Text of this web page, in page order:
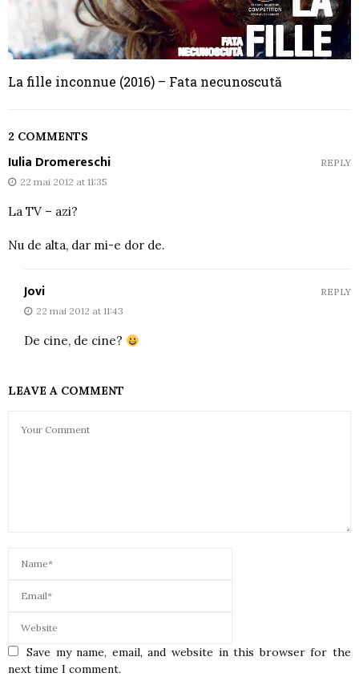
La fille inconnue (2016) – Fata necunoscută
2 COMMENTS
Iulia Dromereschi
22 mai 2012 at 11:35
La TV – azi?
Nu de alta, dar mi-e dor de.
REPLY
Jovi
22 mai 2012 at 11:43
De cine, de cine?
REPLY
LEAVE A COMMENT
Save my name, email, and website in this browser for the
next time I comment.